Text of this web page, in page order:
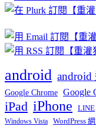
類
android android
Google Chrome Google
iPad iPhone LINE
Windows Vista WordPress